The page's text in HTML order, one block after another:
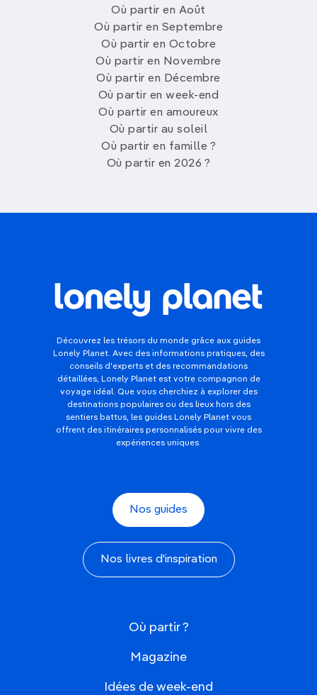
Où partir en Août
Où partir en Septembre
Où partir en Octobre
Où partir en Novembre
Où partir en Décembre
Où partir en week-end
Où partir en amoureux
Où partir au soleil
Où partir en famille ?
Où partir en 2026 ?
Découvrez les trésors du monde grâce aux guides
Lonely Planet. Avec des informations pratiques, des
conseils d'experts et des recommandations
détaillées, Lonely Planet est votre compagnon de
voyage idéal. Que vous cherchiez à explorer des
destinations populaires ou des lieux hors des
sentiers battus, les guides Lonely Planet vous
offrent des itinéraires personnalisés pour vivre des
expériences uniques.
Nos guides
Nos livres d'inspiration
Où partir ?
Magazine
Idées de week-end